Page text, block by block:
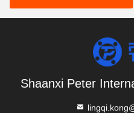
soulevée et face plate
Shaanxi Peter